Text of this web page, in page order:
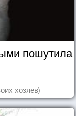
пошутила
хозяев)